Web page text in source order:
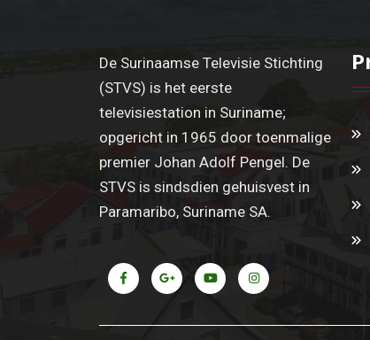
De Surinaamse Televisie Stichting
(STVS) is het eerste
televisiestation in Suriname;
opgericht in 1965 door toenmalige
premier Johan Adolf Pengel. De
STVS is sindsdien gehuisvest in
Paramaribo, Suriname SA.